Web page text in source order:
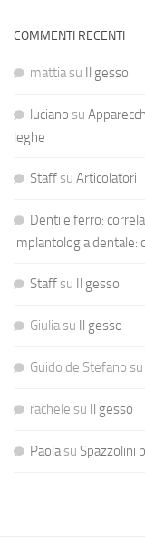
COMMENTI RECENTI
mattiasu Il gesso
luciano su
leghe
Staffsu Articolatori
Denti e ferro:
implantologia dentale:
Staffsu Il gesso
Giuliasu Il gesso
Guido de Stefano su
rachele su Il gesso
Paolasu Spazzolini